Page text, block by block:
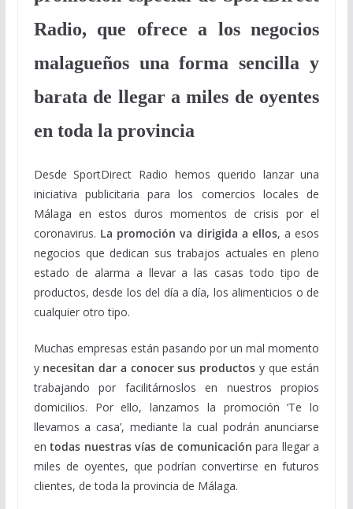
Radio, que ofrece a los negocios
malagueños una forma sencilla y
barata de llegar a miles de oyentes
en toda la provincia
Desde SportDirect Radio hemos querido lanzar una
iniciativa publicitaria para los comercios locales de
Málaga en estos duros momentos de crisis por el
coronavirus. La promoción va dirigida a ellos, a esos
negocios que dedican sus trabajos actuales en pleno
estado de alarma a llevar a las casas todo tipo de
productos, desde los del día a día, los alimenticios o de
cualquier otro tipo.
Muchas empresas están pasando por un mal momento
y necesitan dar a conocer sus productos y que están
trabajando por facilitárnoslos en nuestros propios
domicilios. Por ello, lanzamos la promoción ‘Te lo
llevamos a casa’, mediante la cual podrán anunciarse
entodas nuestras vías de comunicación para llegar a
miles de oyentes, que podrían convertirse en futuros
clientes, de toda la provincia de Málaga.